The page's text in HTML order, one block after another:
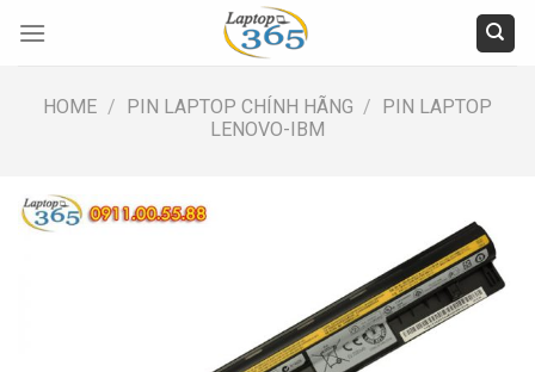
HOME / PIN LAPTOP CHÍNH HÃNG / PIN LAPTOP
LENOVO-IBM